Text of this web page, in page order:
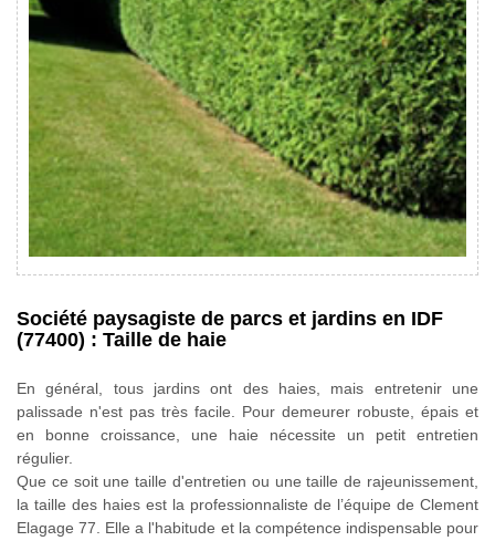
Société paysagiste de parcs et jardins en IDF
(77400) : Taille de haie
En général, tous jardins ont des haies, mais entretenir une
palissade n'est pas très facile. Pour demeurer robuste, épais et
en bonne croissance, une haie nécessite un petit entretien
régulier.
Que ce soit une taille d'entretien ou une taille de rajeunissement,
la taille des haies est la professionnaliste de l’équipe de Clement
Elagage 77. Elle a l'habitude et la compétence indispensable pour